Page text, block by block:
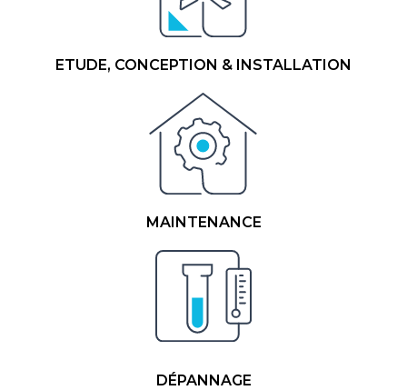
ETUDE, CONCEPTION & INSTALLATION
MAINTENANCE
DÉPANNAGE